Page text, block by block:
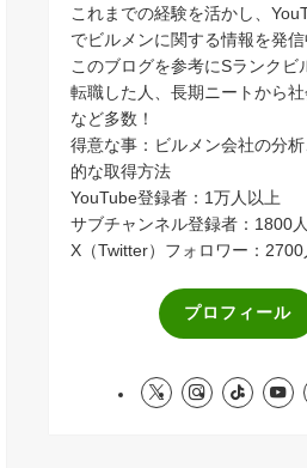
これまでの経験を活かし、
でビルメンに関する情報を発信
このブログを参考にSランクビ
転職した人、長期ニートから
など多数！
得意な事：ビルメン会社の分
的な取得方法
YouTube登録者：1万人以上
サブチャンネル登録者：1800
X（Twitter）フォロワー：2700
プロフィール